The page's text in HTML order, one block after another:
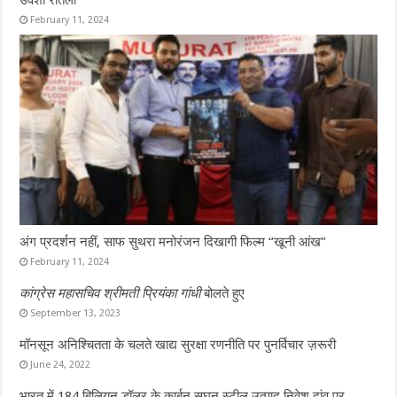
February 11, 2024
अंग प्रदर्शन नहीं, साफ सुथरा मनोरंजन दिखागी फिल्म “खूनी आंख”
February 11, 2024
कांग्रेस महासचिव श्रीमती प्रियंका गांधीबोलते हुए
September 13, 2023
मॉनसून अनिश्चितता के चलते खाद्य सुरक्षा रणनीति पर पुनर्विचार ज़रूरी
June 24, 2022